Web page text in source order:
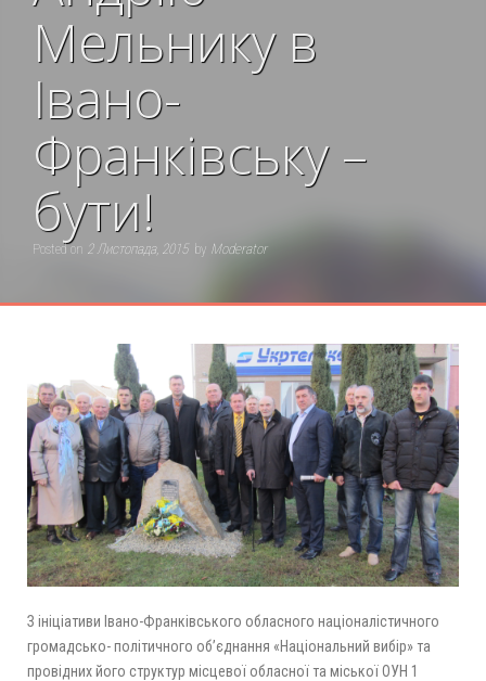
Мельнику в
Івано-
Франківську –
бути!
Posted on 2 Листопада, 2015 by Moderator
З ініціативи Івано-Франківського обласного націоналістичного
громадсько- політичного об’єднання «Національний вибір» та
провідних його структур місцевої обласної та міської ОУН 1